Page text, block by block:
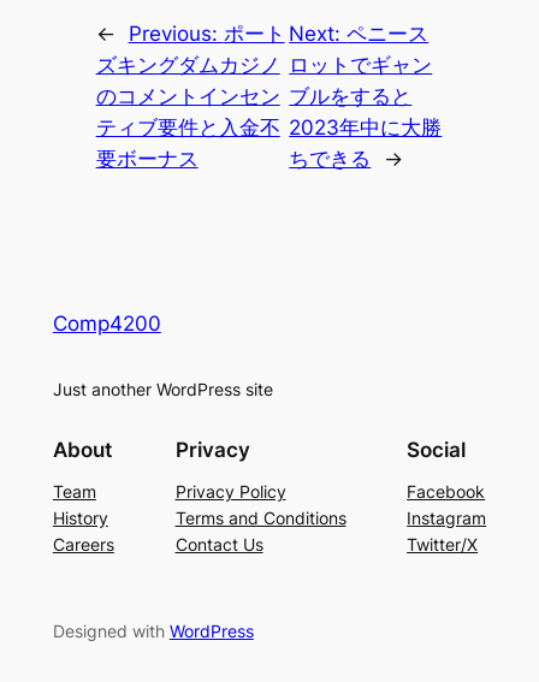
← Previous: ポート
ズキングダムカジノ
のコメントインセン
ティブ要件と入金不
要ボーナス
Next:ペニース
ロットでギャン
ブルをすると
2023年中に大勝
ちできる
→
Comp4200
Just another WordPress site
About
Team
History
Careers
Privacy
Privacy Policy
Terms and Conditions
Contact Us
Social
Facebook
Instagram
Twitter/X
Designed with WordPress